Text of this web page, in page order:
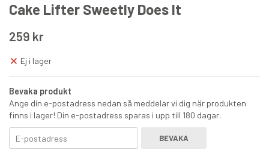
69 kr
Cake Lifter Sweetly Does It
259 kr
Ej i lager
Bevaka produkt
Ange din e-postadress nedan så meddelar vi dig när produkten
finns i lager! Din e-postadress sparas i upp till 180 dagar.
BEVAKA